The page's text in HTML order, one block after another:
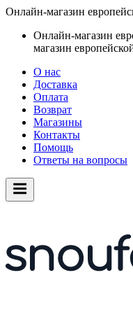
Онлайн-магазин
Онлайн-магазин
магазин
О нас
Доставка
Оплата
Возврат
Магазины
Контакты
Помощь
Ответы на вопросы